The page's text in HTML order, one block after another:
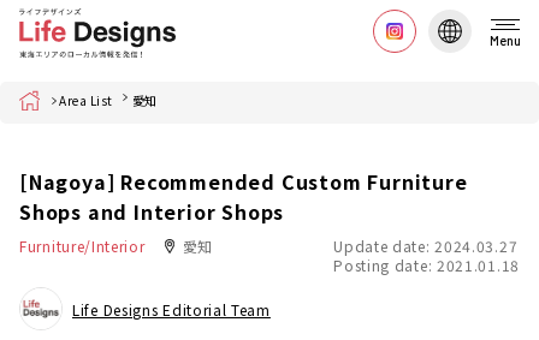
Menu
Home Area List 愛知
[Nagoya] Recommended Custom Furniture
Shops and Interior Shops
Furniture/Interior 愛知
Update date: 2024.03.27
Posting date: 2021.01.18
Life Designs Editorial Team